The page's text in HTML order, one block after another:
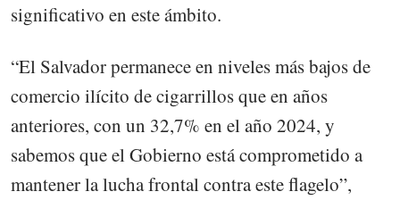
significativo en este ámbito.
“El Salvador permanece en niveles más bajos de
comercio ilícito de cigarrillos que en años
anteriores, con un 32,7% en el año 2024, y
sabemos que el Gobierno está comprometido a
mantener la lucha frontal contra este flagelo”,